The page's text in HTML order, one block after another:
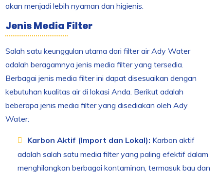
akan menjadi lebih nyaman dan higienis.
Jenis Media Filter
Salah satu keunggulan utama dari filter air Ady Water
adalah beragamnya jenis media filter yang tersedia.
Berbagai jenis media filter ini dapat disesuaikan dengan
kebutuhan kualitas air di lokasi Anda. Berikut adalah
beberapa jenis media filter yang disediakan oleh Ady
Water:
Karbon Aktif (Import dan Lokal): Karbon aktif
adalah salah satu media filter yang paling efektif dalam
menghilangkan berbagai kontaminan, termasuk bau dan